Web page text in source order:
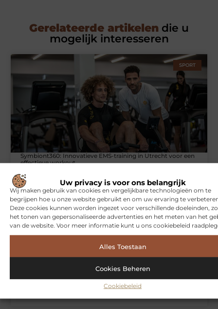
Uw privacy is voor ons belangrijk
Wij maken gebruik van cookies en vergelijkbare technologieën om te
begrijpen hoe u onze website gebruikt en om uw ervaring te
Deze cookies kunnen worden ingezet voor verschillende doeleinden,
het tonen van gepersonaliseerde advertenties en het meten van het
van de website. Voor meer informatie kunt u ons cookiebeleid
Alles Toestaan
Cookies Beheren
Cookiebeleid
Gerelateerde artikelen die u
mogelijk interesseren
SPORT
Symbiont360: Innovatieve EMS-training in Utrecht voor een
effectieve workout
WONINGEN
Hoe je jouw woning in Amsterdam beter beschermt tegen